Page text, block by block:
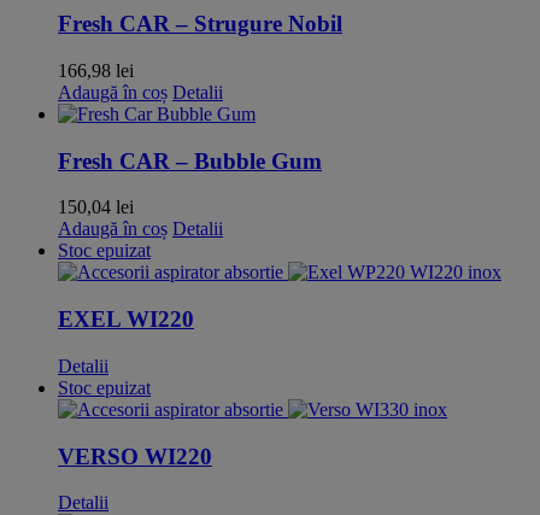
Fresh CAR – Strugure Nobil
166,98 lei
Adaugă în coș Detalii
Fresh CAR – Bubble Gum
150,04 lei
Adaugă în coș Detalii
Stoc epuizat
EXEL WI220
Detalii
Stoc epuizat
VERSO WI220
Detalii